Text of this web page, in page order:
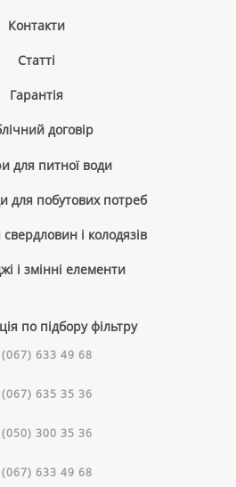
Контакти
Cтатті
Гарантія
договір
для питної води
для побутових потреб
і колодязів
і змінні елементи
по підбору фільтру
(067) 633 49 68
(067) 635 35 36
(050) 300 35 36
(067) 633 49 68